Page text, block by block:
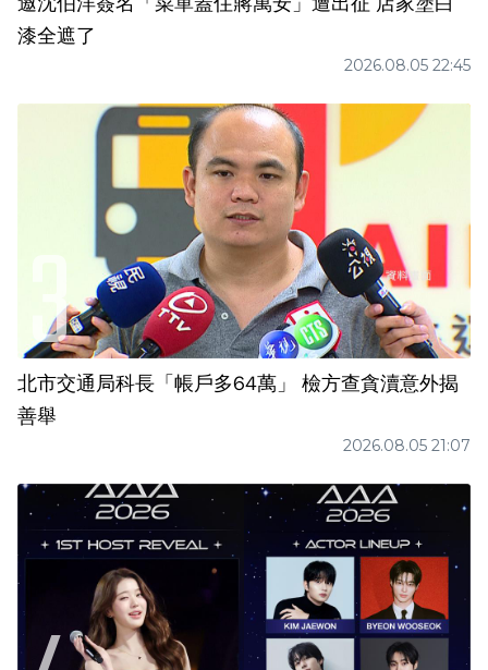
漆全遮了
2026.08.05 22:45
北市交通局科長「帳戶多64萬」 檢方查貪瀆意外揭
善舉
2026.08.05 21:07